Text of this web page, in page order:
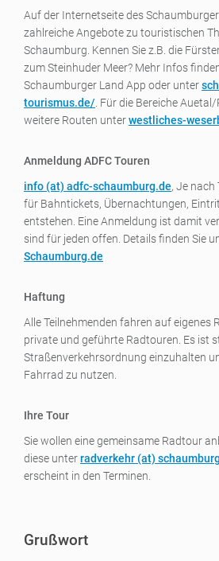
Auf der Internetseite des
zahlreiche Angebote zu touristischen
Schaumburg. Kennen Sie z.B. die
zum Steinhuder Meer? Mehr Infos
Schaumburger Land App oder unter
tourismus.de/ . Für die Bereiche
weitere Routen unterwestliches-
Anmeldung ADFC Touren
info (at) adfc-schaumburg.de, Je nach
für Bahntickets, Übernachtungen,
entstehen. Eine Anmeldung ist damit
sind für jeden offen. Details finden Sie
Schaumburg.de
Haftung
Alle Teilnehmenden fahren auf eigenes
private und geführte Radtouren. Es ist
Straßenverkehrsordnung einzuhalten
Fahrrad zu nutzen.
Ihre Tour
Sie wollen eine gemeinsame Radtour
diese unterradverkehr (at)
erscheint in den Terminen.
Grußwort